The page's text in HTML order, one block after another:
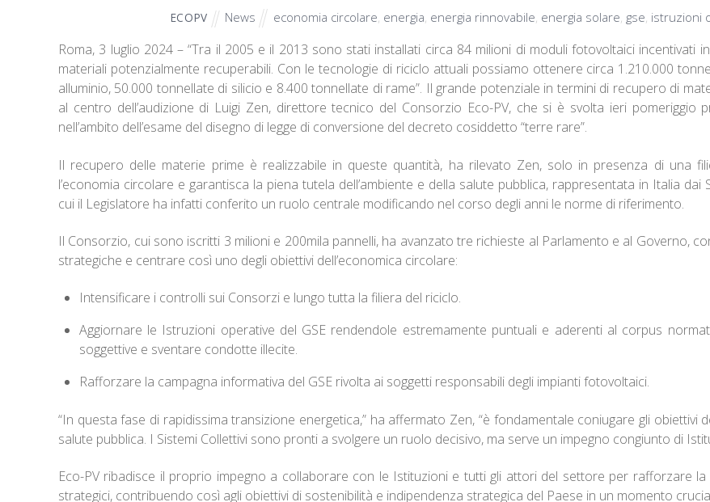
ECOPV News economia circolare energia energia rinnovabile energia solare gse istruzioni
Roma, 3 luglio 2024 – “Tra il 2005 e il 2013 sono stati installati circa 84 milioni di moduli fotovoltaici incentivati
materiali potenzialmente recuperabili. Con le tecnologie di riciclo attuali possiamo ottenere circa 1.210.000
alluminio, 50.000 tonnellate di silicio e 8.400 tonnellate di rame”. Il grande potenziale in termini di recupero di
al centro dell’audizione di Luigi Zen, direttore tecnico del Consorzio Eco-PV, che si è svolta ieri pomeriggio
nell’ambito dell’esame del disegno di legge di conversione del decreto cosiddetto “terre rare”.
Il recupero delle materie prime è realizzabile in queste quantità, ha rilevato Zen, solo in presenza di una
l’economia circolare e garantisca la piena tutela dell’ambiente e della salute pubblica, rappresentata in Italia dai
cui il Legislatore ha infatti conferito un ruolo centrale modificando nel corso degli anni le norme di riferimento.
Il Consorzio, cui sono iscritti 3 milioni e 200mila pannelli, ha avanzato tre richieste al Parlamento e al Governo,
strategiche e centrare così uno degli obiettivi dell’economica circolare:
Intensificare i controlli sui Consorzi e lungo tutta la filiera del riciclo.
Aggiornare le Istruzioni operative del GSE rendendole estremamente puntuali e aderenti al corpus
soggettive e sventare condotte illecite.
Rafforzare la campagna informativa del GSE rivolta ai soggetti responsabili degli impianti fotovoltaici.
“In questa fase di rapidissima transizione energetica,” ha affermato Zen, “è fondamentale coniugare gli obiettivi
salute pubblica. I Sistemi Collettivi sono pronti a svolgere un ruolo decisivo, ma serve un impegno congiunto di
Eco-PV ribadisce il proprio impegno a collaborare con le Istituzioni e tutti gli attori del settore per rafforzare
strategici, contribuendo così agli obiettivi di sostenibilità e indipendenza strategica del Paese in un momento